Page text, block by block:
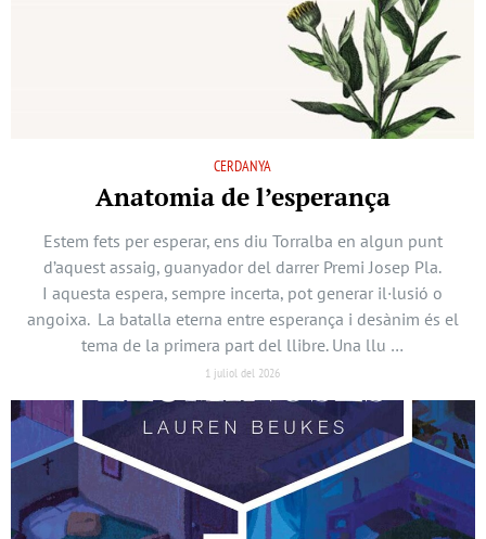
CERDANYA
Anatomia de l’esperança
Estem fets per esperar, ens diu Torralba en algun punt
d’aquest assaig, guanyador del darrer Premi Josep Pla.
I aquesta espera, sempre incerta, pot generar il·lusió o
angoixa. La batalla eterna entre esperança i desànim és el
tema de la primera part del llibre. Una llu …
1 juliol del 2026